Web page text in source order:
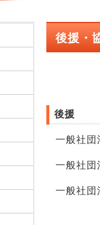
後援・
後援
一般社団
一般社団
一般社団